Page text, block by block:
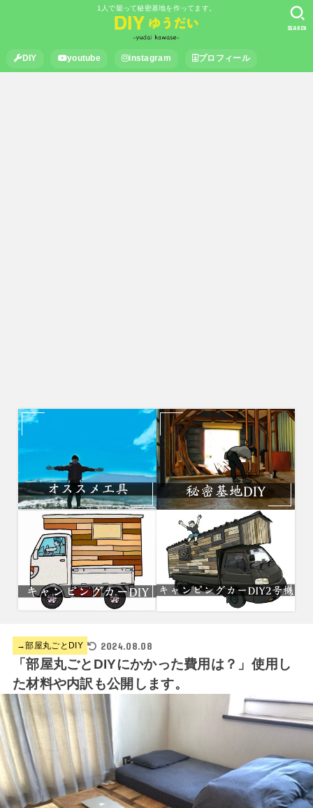
1人で籠って秘密基地を作ってます。
DIY youtube instagram プロフィール
SEARCH
→部屋丸ごとDIY 2024.08.08
「部屋丸ごとDIYにかかった費用は？」使用し
た材料や内訳も公開します。